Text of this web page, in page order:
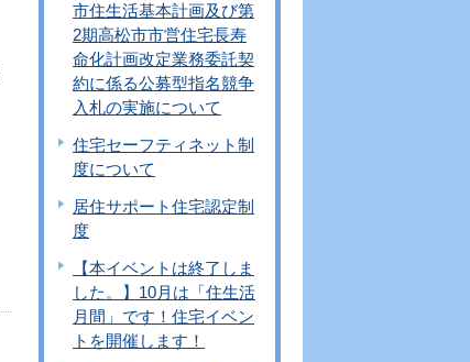
市住生活基本計画及び第
2期高松市市営住宅長寿
命化計画改定業務委託契
約に係る公募型指名競争
入札の実施について
住宅セーフティネット制
度について
居住サポート住宅認定制
度
【本イベントは終了しま
した。】10月は「住生活
月間」です！住宅イベン
トを開催します！